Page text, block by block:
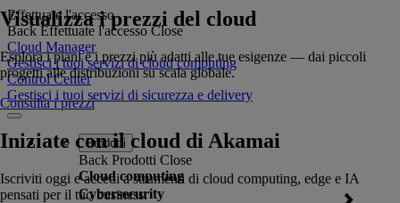
Effettuate l'accesso
Back Effettuate l'accesso Close
Cloud Manager
Gestisci i tuoi servizi di cloud computing
Control Center
Gestisci i tuoi servizi di sicurezza e delivery
Prodotti
Back Prodotti Close
Cloud computing
Cybersecurity
Visualizza i prezzi del cloud
Esplora i piani e i prezzi più adatti alle tue esigenze — dai piccoli
progetti alle distribuzioni su scala globale.
Consulta i prezzi
Iniziate con il cloud di Akamai
Iscriviti oggi e accedi a strumenti di cloud computing, edge e IA
pensati per il tuo business.